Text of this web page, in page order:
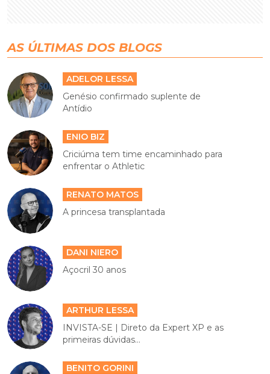
AS ÚLTIMAS DOS BLOGS
ADELOR LESSA
Genésio confirmado suplente de
Antídio
ENIO BIZ
Criciúma tem time encaminhado para
enfrentar o Athletic
RENATO MATOS
A princesa transplantada
DANI NIERO
Açocril 30 anos
ARTHUR LESSA
INVISTA-SE | Direto da Expert XP e as
primeiras dúvidas...
BENITO GORINI